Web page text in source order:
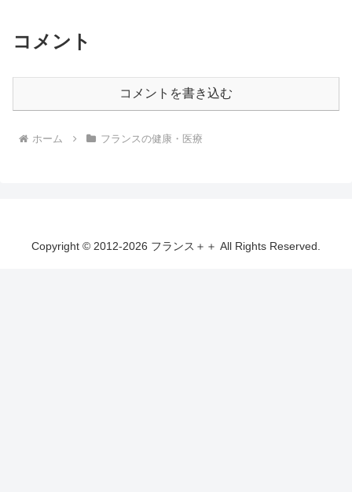
コメント
コメントを書き込む
ホーム フランスの健康・医療
Copyright © 2012-2026 フランス＋＋ All Rights Reserved.